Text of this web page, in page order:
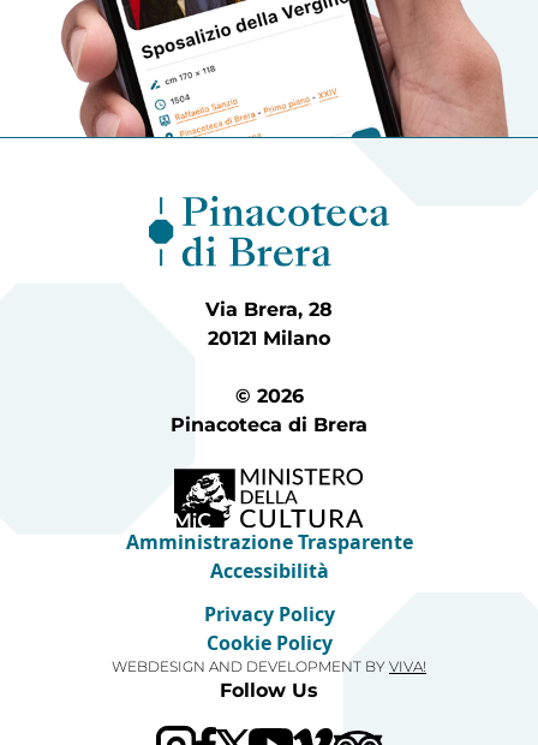
Via Brera, 28
20121 Milano
© 2026
Pinacoteca di Brera
Follow Us
Amministrazione Trasparente
Accessibilità
Privacy Policy
Cookie Policy
WEBDESIGN AND DEVELOPMENT BY VIVA!